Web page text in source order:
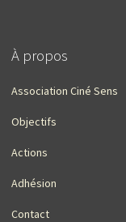
À propos
Association Ciné Sens
Objectifs
Actions
Adhésion
Contact